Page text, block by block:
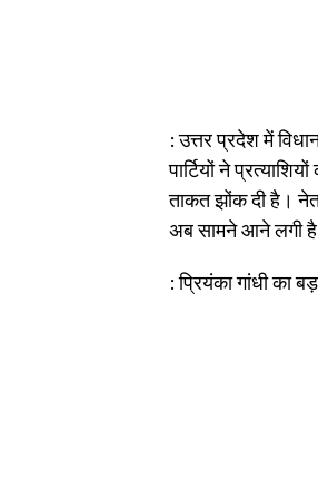
: उत्तर प्रदेश में
पार्टियों ने
ताकत झोंक दी है।
अब सामने आने लगी
: प्रियंका गांधी का